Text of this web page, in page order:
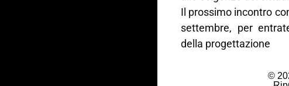
Il prossimo incontro
settembre, per
della progettazione
©